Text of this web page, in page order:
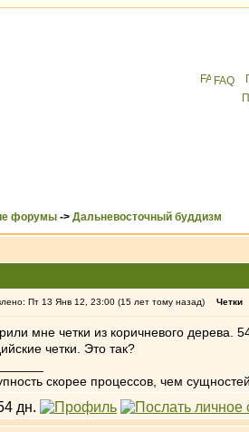
FAQ
форумы -> Дальневосточный буддизм
Пт 13 Янв 12, 23:00 (15 лет тому назад) Четки
мне четки из коричневого дерева.
четки. Это так?
скорее процессов, чем